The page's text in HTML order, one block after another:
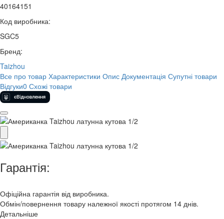
40164151
Код виробника:
SGC5
Бренд:
Taizhou
Все про товар Характеристики Опис Документація Супутні товари
Відгуки0 Схожі товари
Гарантія:
Офіційна гарантія від виробника.
Обмін/повернення товару належної якості протягом 14 днів.
Детальніше